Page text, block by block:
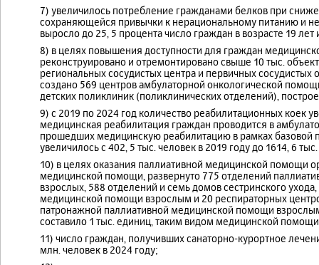
7) увеличилось потребление гражданами белков при
сохраняющейся привычки к нерациональному питанию и
выросло до 25, 5 процента число граждан в возрасте 19
8) в целях повышения доступности для граждан
реконструировано и отремонтировано свыше 10 тыс.
региональных сосудистых центра и первичных
создано 569 центров амбулаторной онкологической
детских поликлиник (поликлинических отделений),
9) с 2019 по 2024 год количество реабилитационных коек
медицинская реабилитация граждан проводится в
прошедших медицинскую реабилитацию в рамках базовой
увеличилось с 402, 5 тыс. человек в 2019 году до 1614, 6
10) в целях оказания паллиативной медицинской помощи
медицинской помощи, развернуто 775 отделений
взрослых, 588 отделений и семь домов сестринского
медицинской помощи взрослым и 20 респираторных
патронажной паллиативной медицинской помощи
составило 1 тыс. единиц, таким видом медицинской
11) число граждан, получивших санаторно-курортное
млн. человек в 2024 году;